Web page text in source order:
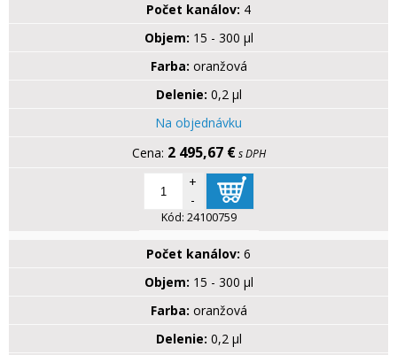
Počet kanálov: 4
Objem: 15 - 300 µl
Farba: oranžová
Delenie: 0,2 µl
Na objednávku
2 495,67 € s DPH
+
-
Kód: 24100759
Počet kanálov: 6
Objem: 15 - 300 µl
Farba: oranžová
Delenie: 0,2 µl